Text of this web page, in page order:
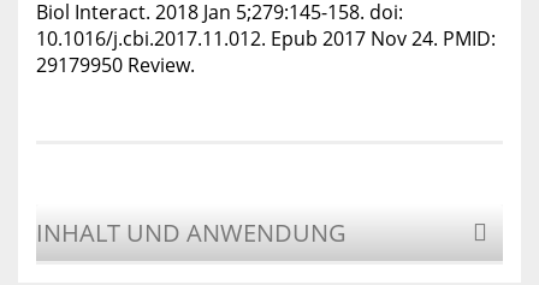
Biol Interact. 2018 Jan 5;279:145-158. doi:
10.1016/j.cbi.2017.11.012. Epub 2017 Nov 24. PMID:
29179950 Review.
INHALT UND ANWENDUNG